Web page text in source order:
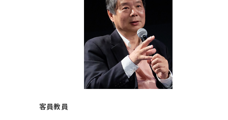
客員教員